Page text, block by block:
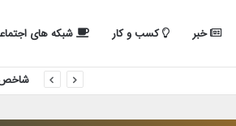
خبر کسب و کار شبکه های
شاخص